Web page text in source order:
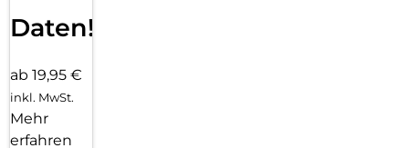
Daten!
ab 19,95 €
inkl. MwSt.
Mehr
erfahren